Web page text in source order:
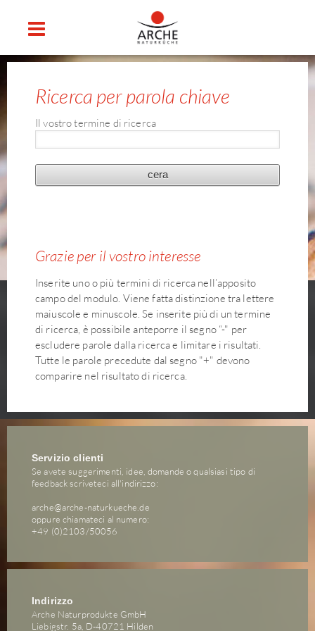
Ricerca per parola chiave
Il vostro termine di ricerca
Grazie per il vostro interesse
Inserite uno o più termini di ricerca nell’apposito
campo del modulo. Viene fatta distinzione tra lettere
maiuscole e minuscole. Se inserite più di un termine
di ricerca, è possibile anteporre il segno “-" per
escludere parole dalla ricerca e limitare i risultati.
Tutte le parole precedute dal segno "+" devono
comparire nel risultato di ricerca.
Servizio clienti
Se avete suggerimenti, idee, domande o qualsiasi tipo di
feedback scriveteci all'indirizzo:
arche@arche-naturkueche.de
oppure chiamateci al numero:
+49 (0)2103/50056
Indirizzo
Arche Naturprodukte GmbH
Liebigstr. 5a, D-40721 Hilden